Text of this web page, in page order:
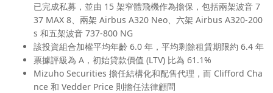
已完成私募，並由 15 架窄體飛機作為擔保，包括兩架波音 7
37 MAX 8、兩架 Airbus A320 Neo、六架 Airbus A320-200
s 和五架波音 737-800 NG
該投資組合加權平均年齡 6.0 年，平均剩餘租賃期限約 6.4 年
票據評級為 A，初始貸款價值 (LTV) 比為 61.1%
Mizuho Securities 擔任結構化和配售代理，而 Clifford Cha
nce 和 Vedder Price 則擔任法律顧問